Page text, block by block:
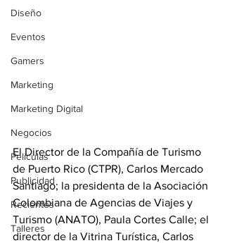
Diseño
Eventos
Gamers
Marketing
Marketing Digital
Negocios
Películas
Publicidad
Recientes
Talleres
El Director de la Compañía de Turismo
de Puerto Rico (CTPR), Carlos Mercado
Santiago; la presidenta de la Asociación
Colombiana de Agencias de Viajes y
Turismo (ANATO), Paula Cortes Calle; el
director de la Vitrina Turística, Carlos